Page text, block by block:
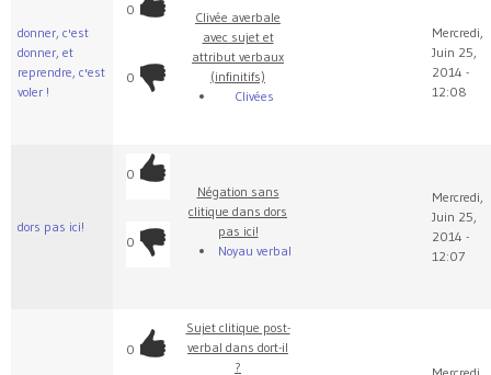
donner, c'est
donner, et
reprendre, c'est
voler !
0
0
Clivée averbale
avec sujet et
attribut verbaux
(infinitifs)
Clivées
Mercredi,
Juin 25,
2014 -
12:08
dors pas ici!
0
0
Négation sans
clitique dans dors
pas ici!
Noyau verbal
Mercredi,
Juin 25,
2014 -
12:07
0
Sujet clitique post-
verbal dans dort-il
?